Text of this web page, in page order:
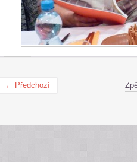
← Předchozí